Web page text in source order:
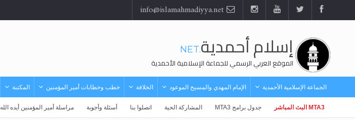
إسلام أحمدية.NET
الموقع العربي الرسمي للجماعة الإسلامية الأحمدية
الجماعة الإسلامية الأحمدية الإمام المهدي والمسيح الموعود الخلافة خطب وخطابات أمير المؤمنين المكتبة
MTA3 البث المباشر جدول برامج MTA3 المشاركة الحية اتصلوا بنا أسئلة وأجوبة مراسلة أمير المؤمنين أيده الله